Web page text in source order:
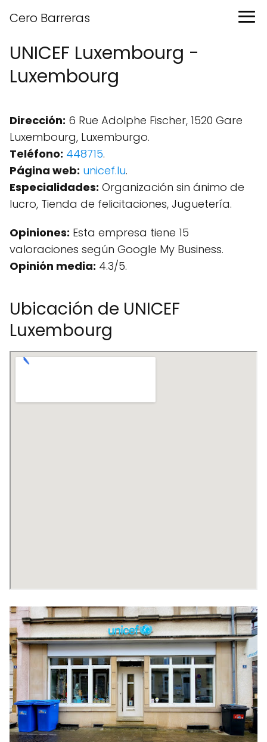
Cero Barreras
UNICEF Luxembourg -
Luxembourg
Dirección: 6 Rue Adolphe Fischer, 1520 Gare
Luxembourg, Luxemburgo.
Teléfono: 448715.
Página web: unicef.lu.
Especialidades: Organización sin ánimo de
lucro, Tienda de felicitaciones, Juguetería.
Opiniones: Esta empresa tiene 15
valoraciones según Google My Business.
Opinión media: 4.3/5.
Ubicación de UNICEF
Luxembourg